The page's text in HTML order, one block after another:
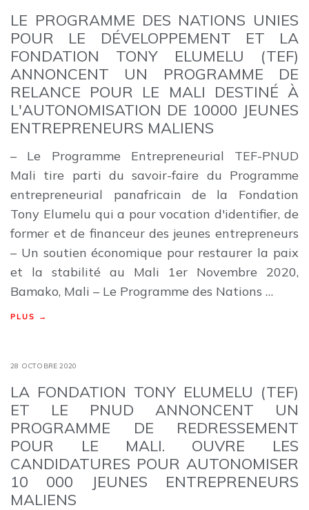
LE PROGRAMME DES NATIONS UNIES
POUR LE DÉVELOPPEMENT ET LA
FONDATION TONY ELUMELU (TEF)
ANNONCENT UN PROGRAMME DE
RELANCE POUR LE MALI DESTINÉ À
L'AUTONOMISATION DE 10000 JEUNES
ENTREPRENEURS MALIENS
– Le Programme Entrepreneurial TEF-PNUD
Mali tire parti du savoir-faire du Programme
entrepreneurial panafricain de la Fondation
Tony Elumelu qui a pour vocation d'identifier, de
former et de financeur des jeunes entrepreneurs
– Un soutien économique pour restaurer la paix
et la stabilité au Mali 1er Novembre 2020,
Bamako, Mali – Le Programme des Nations …
PLUS →
28 OCTOBRE 2020
LA FONDATION TONY ELUMELU (TEF)
ET LE PNUD ANNONCENT UN
PROGRAMME DE REDRESSEMENT
POUR LE MALI. OUVRE LES
CANDIDATURES POUR AUTONOMISER
10 000 JEUNES ENTREPRENEURS
MALIENS